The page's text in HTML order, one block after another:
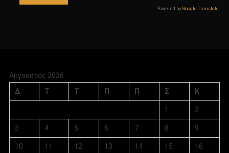
Powered byGoogle Translate .
Αύγουστος 2026
Δ
Τ Τ Π Π Σ Κ
1 2
3 4 5 6 7 8 9
10 11 12 13 14 15 16